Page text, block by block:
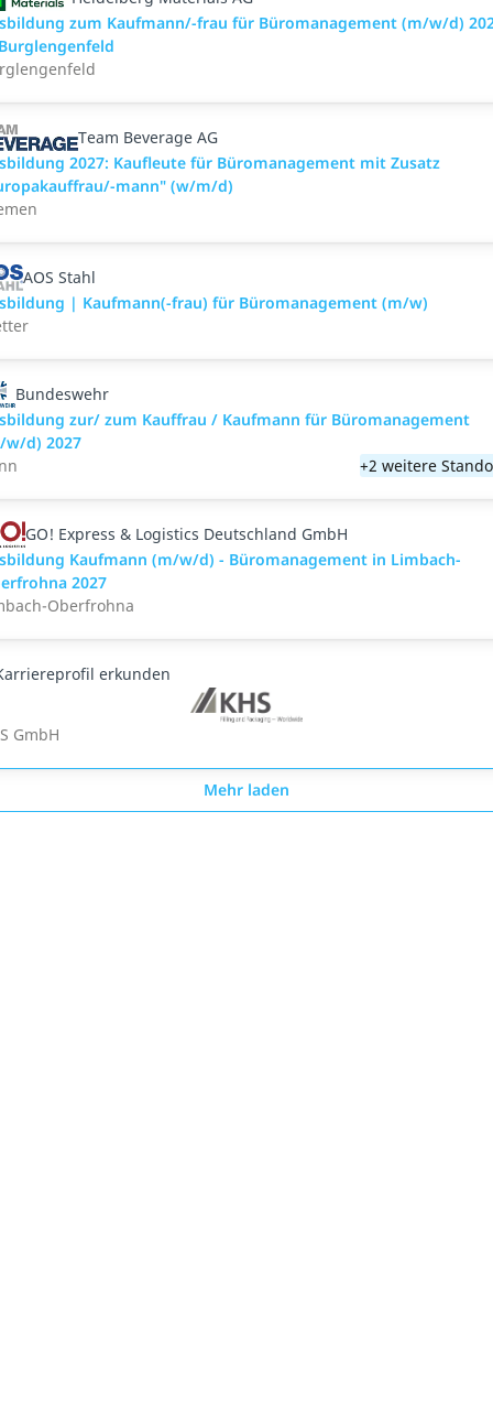
zum Kaufmann/-frau für Büromanagement (m/w/d)
Team Beverage AG
2027: Kaufleute für Büromanagement mit Zusatz
mann" (w/m/d)
AOS Stahl
| Kaufmann(-frau) für Büromanagement (m/w)
Bundeswehr
zur/ zum Kauffrau / Kaufmann für Büromanagement
w/d) 2027
+2 weitere
GO! Express & Logistics Deutschland GmbH
Kaufmann (m/w/d) - Büromanagement in Limbach-
2027
Oberfrohna
erkunden
GmbH
Mehr laden